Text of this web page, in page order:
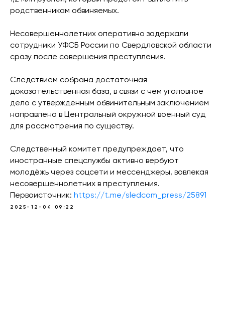
родственникам обвиняемых.
Несовершеннолетних оперативно задержали
сотрудники УФСБ России по Свердловской области
сразу после совершения преступления.
Следствием собрана достаточная
доказательственная база, в связи с чем уголовное
дело с утвержденным обвинительным заключением
направлено в Центральный окружной военный суд
для рассмотрения по существу.
Следственный комитет предупреждает, что
иностранные спецслужбы активно вербуют
молодёжь через соцсети и мессенджеры, вовлекая
несовершеннолетних в преступления.
Первоисточник: https://t.me/sledcom_press/25891
2025-12-04 09:22